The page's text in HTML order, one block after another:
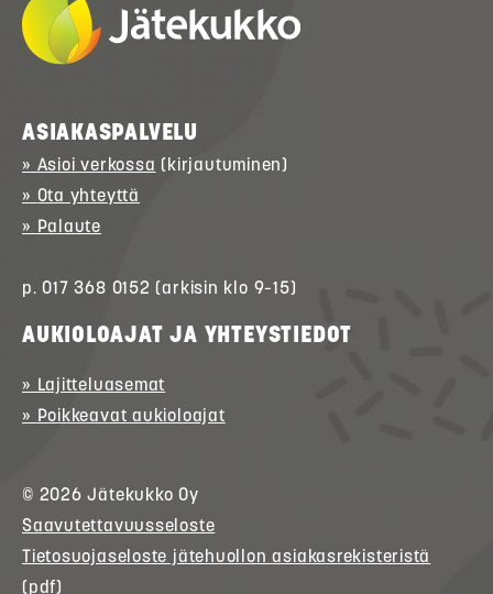
ASIAKASPALVELU
» Asioi verkossa (kirjautuminen)
» Ota yhteyttä
» Palaute
p. 017 368 0152 (arkisin klo 9–15)
AUKIOLOAJAT JA YHTEYSTIEDOT
» Lajitteluasemat
» Poikkeavat aukioloajat
© 2026Jätekukko Oy
Saavutettavuusseloste
Tietosuojaseloste jätehuollon asiakasrekisteristä
(pdf)